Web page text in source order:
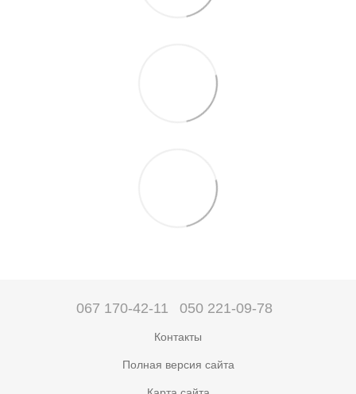
067 170-42-11 050 221-09-78
Контакты
Полная версия сайта